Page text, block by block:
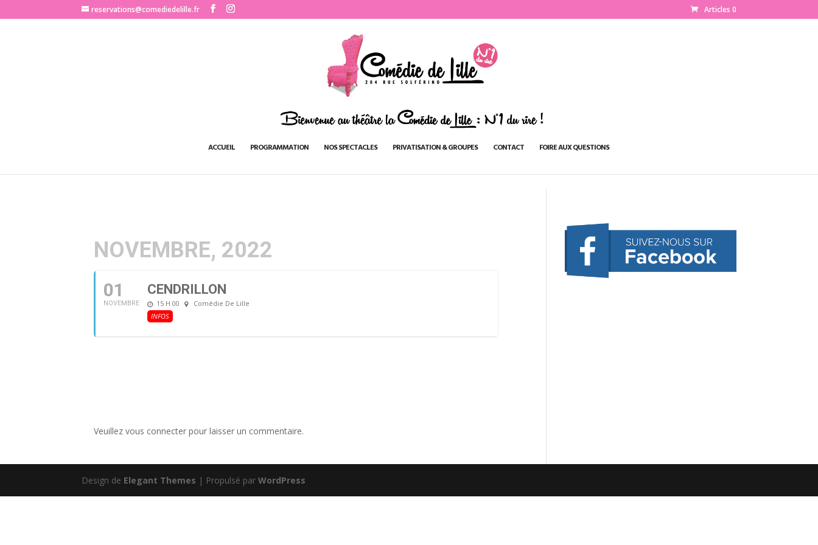
http://www.comediedelille.frreservations@comediedelille.fr Articles 0
ACCUEIL PROGRAMMATION NOS SPECTACLES PRIVATISATION & GROUPES CONTACT FOIRE AUX QUESTIONS
NOVEMBRE, 2022
01
NOVEMBRE
CENDRILLON
15 H 00
Comédie De Lille
INFOS
Veuillez vous connecter pour laisser un commentaire.
Design de Elegant Themes | Propulsé parWordPress